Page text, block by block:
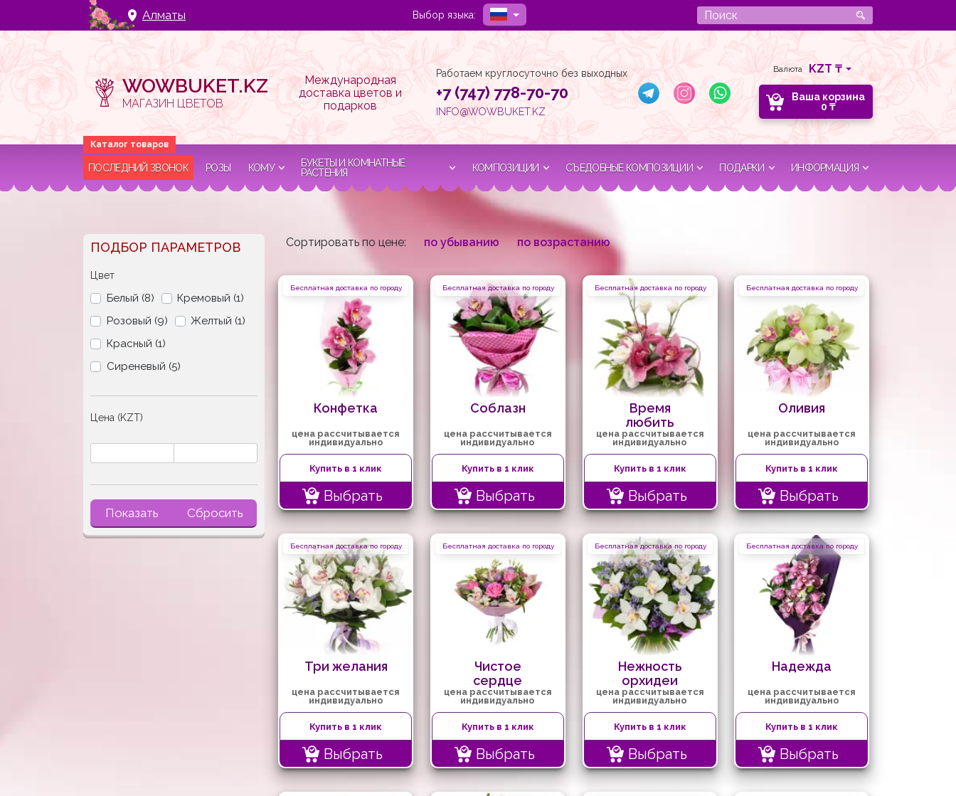
Алматы Выбор языка:
WOWBUKET.KZ
МАГАЗИН ЦВЕТОВ
Международная
доставка цветов и
подарков
Работаем круглосуточно без выходных
+7 (747) 778-70-70
INFO@WOWBUKET.KZ
Валюта
Ваша корзина
0 ₸
ПОСЛЕДНИЙ ЗВОНОК РОЗЫ КОМУ
БУКЕТЫ И КОМНАТНЫЕ
РАСТЕНИЯ
КОМПОЗИЦИИ СЪЕДОБНЫЕ КОМПОЗИЦИИ ПОДАРКИ ИНФОРМАЦИЯ
ПОДБОР ПАРАМЕТРОВ
Цвет
Белый (8)
Кремовый (1)
Розовый (9)
Желтый (1)
Красный (1)
Сиреневый (5)
Цена (KZT)
Показать Сбросить
Сортировать по цене: по убыванию по возрастанию
Бесплатная доставка по городу
Конфетка
цена рассчитывается
индивидуально
Купить в 1 клик
Выбрать
Бесплатная доставка по городу
Соблазн
цена рассчитывается
индивидуально
Купить в 1 клик
Выбрать
Бесплатная доставка по городу
Время
любить
цена рассчитывается
индивидуально
Купить в 1 клик
Выбрать
Бесплатная доставка по городу
Оливия
цена рассчитывается
индивидуально
Купить в 1 клик
Выбрать
Бесплатная доставка по городу
Три желания
цена рассчитывается
индивидуально
Купить в 1 клик
Выбрать
Бесплатная доставка по городу
Чистое
сердце
цена рассчитывается
индивидуально
Купить в 1 клик
Выбрать
Бесплатная доставка по городу
Нежность
орхидеи
цена рассчитывается
индивидуально
Купить в 1 клик
Выбрать
Бесплатная доставка по городу
Надежда
цена рассчитывается
индивидуально
Купить в 1 клик
Выбрать